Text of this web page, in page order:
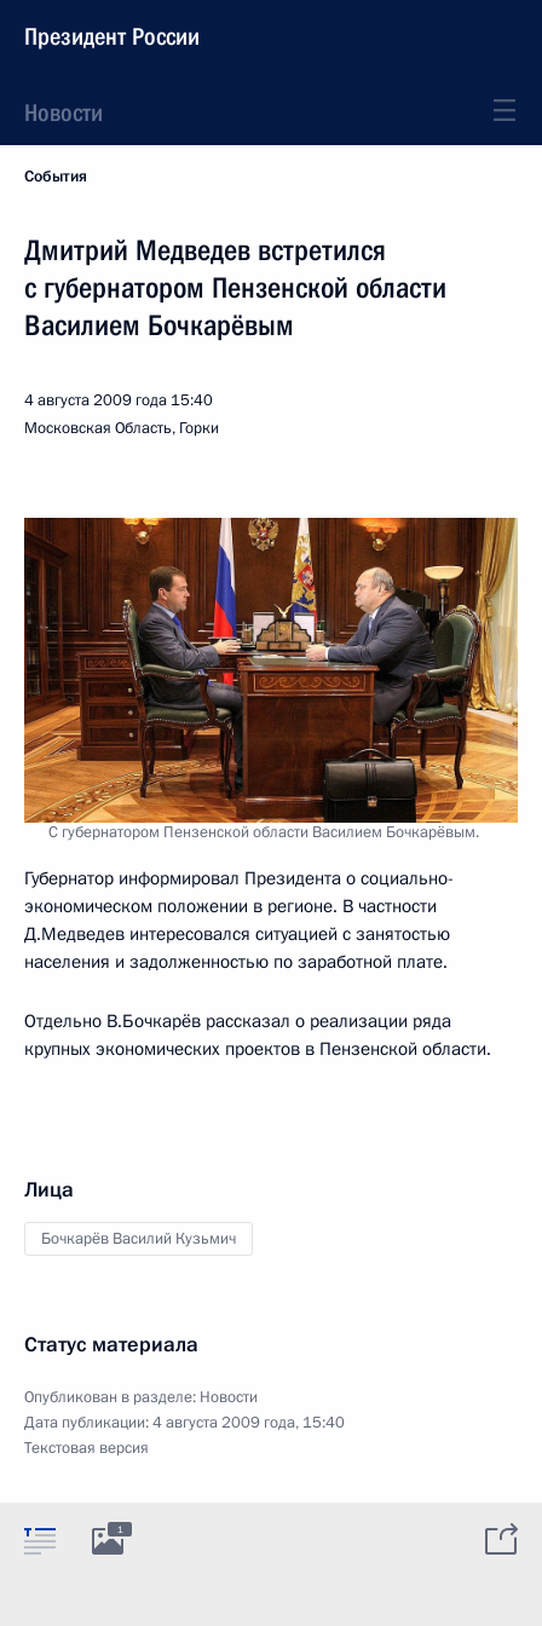
Президент России
Новости
События
Дмитрий Медведев встретился
с губернатором Пензенской области
Василием Бочкарёвым
4 августа 2009 года 15:40
Московская Область, Горки
С губернатором Пензенской области Василием Бочкарёвым.
Губернатор информировал Президента о социально-
экономическом положении в регионе. В частности
Д.Медведев интересовался ситуацией с занятостью
населения и задолженностью по заработной плате.
Отдельно В.Бочкарёв рассказал о реализации ряда
крупных экономических проектов в Пензенской области.
Лица
Бочкарёв Василий Кузьмич
Статус материала
Опубликован в разделе: Новости
Дата публикации:4 августа 2009 года, 15:40
Текстовая версия
1